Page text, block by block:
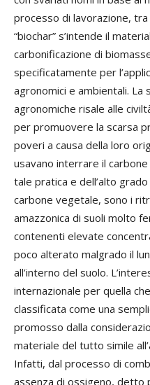
processo di lavorazione, tra
“biochar” s’intende il
carbonificazione di
specificatamente per
agronomici e ambientali.
agronomiche risale alle
per promuovere la scarsa
poveri a causa della loro
usavano interrare il
tale pratica e dell’alto
carbone vegetale, sono i
amazzonica di suoli molto
contenenti elevate
poco alterato malgrado il
all’interno del suolo.
internazionale per quella
classificata come una
promosso dalla
materiale del tutto simile
Infatti, dal processo di
assenza di ossigeno, detto